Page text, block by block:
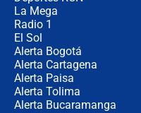
La Mega
Radio 1
El Sol
Alerta Bogotá
Alerta Cartagena
Alerta Paisa
Alerta Tolima
Alerta Bucaramanga